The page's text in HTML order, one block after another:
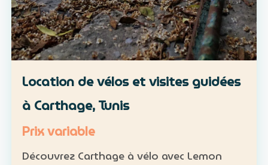
Location de vélos et visites guidées
à Carthage, Tunis
Prix variable
Découvrez Carthage à vélo avec Lemon